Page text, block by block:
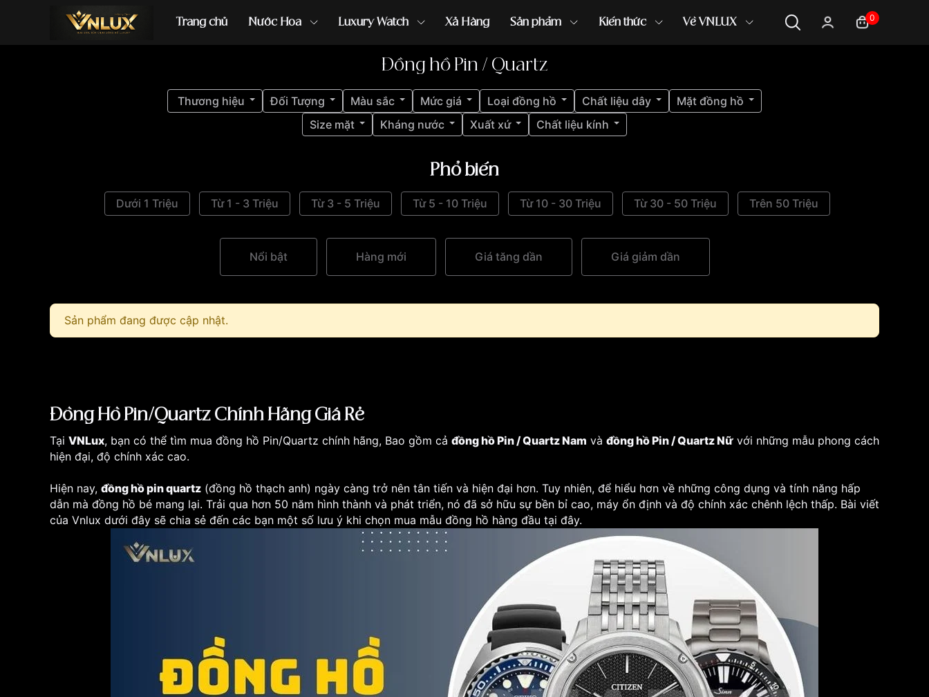
Trang chủ Nước Hoa Luxury Watch Xả Hàng Sản phẩm Kiến thức Về VNLUX 0
Đồng hồ casio đồng hồ G-Shock đồng hồ Orient ...
Đồng hồ Pin / Quartz
Thương hiệu Đối Tượng Màu sắc Mức giá Loại đồng hồ Chất liệu dây
Mặt đồng hồ
Size mặt
Kháng nước Xuất xứ Chất liệu kính
Phổ biến
Dưới 1 Triệu Từ 1 - 3 Triệu Từ 3 - 5 Triệu Từ 5 - 10 Triệu Từ 10 - 30 Triệu Từ 30 - 50 Triệu Trên 50 Triệu
Nổi bật Hàng mới Giá tăng dần Giá giảm dần
Sản phẩm đang được cập nhật.
Đồng Hồ Pin/Quartz Chính Hãng Giá Rẻ
Tại VNLux, bạn có thể tìm mua đồng hồ Pin/Quartz chính hãng, Bao gồm cả đồng hồ Pin / Quartz Nam và đồng hồ Pin / Quartz Nữ với những mẫu phong cách
hiện đại, độ chính xác cao.
Hiện nay, đồng hồ pin quartz (đồng hồ thạch anh) ngày càng trở nên tân tiến và hiện đại hơn. Tuy nhiên, để hiểu hơn về những công dụng và tính năng hấp
dẫn mà đồng hồ bé mang lại. Trải qua hơn 50 năm hình thành và phát triển, nó đã sở hữu sự bền bỉ cao, máy ổn định và độ chính xác chênh lệch thấp. Bài viết
của Vnlux dưới đây sẽ chia sẻ đến các bạn một số lưu ý khi chọn mua mẫu đồng hồ hàng đầu tại đây.